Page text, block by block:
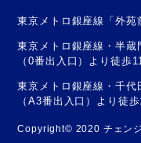
東京メトロ銀座線「外
東京メトロ銀座線・半蔵
（0番出入口）より徒歩
東京メトロ銀座線・千代
（A3番出入口）より徒
Copyright© 2020 チェン